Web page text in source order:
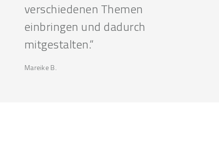
verschiedenen Themen
einbringen und dadurch
mitgestalten.“
Mareike B.